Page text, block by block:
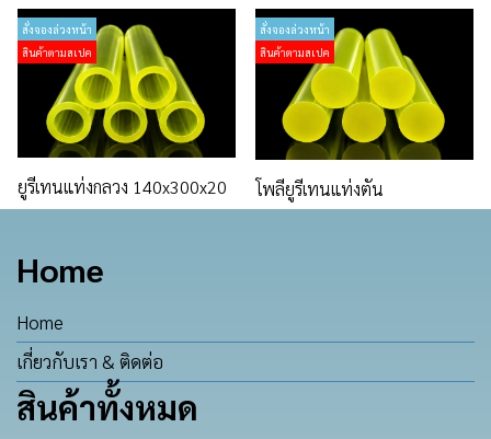
สั่งจองล่วงหน้า
สินค้าตามสเปค
ยูรีเทนแท่งกลวง 140x300x20
สั่งจองล่วงหน้า
สินค้าตามสเปค
โพลียูรีเทนแท่งตัน
Home
Home
เกี่ยวกับเรา & ติดต่อ
สินค้าทั้งหมด